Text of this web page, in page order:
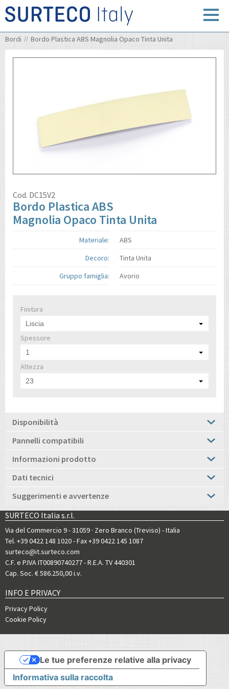
Bordi Bordo Plastica ABS Magnolia Opaco Tinta Unita
Cod. DC15V2
Bordo Plastica ABS
Magnolia Opaco Tinta Unita
Materiale:
Decoro:
Gruppo famiglia:
ABS
Tinta Unita
Avorio
Finitura
Liscia
Spessore
1
Altezza
23
Disponibilità
Pannelli compatibili
Informazioni prodotto
Dati tecnici
Suggerimenti e avvertenze
SURTECO Italia s.r.l.
Via del Commercio 9 - 31059 · Zero Branco (Treviso) - Italia
Tel. +39 0422 148 1020- Fax +39 0422 145 1087
surteco@it.surteco.com
C.F. e P.IVA IT00890740277 - R.E.A. TV 440301
Cap. Soc. € 586.250,00 i.v.
INFO E PRIVACY
Privacy Policy
Cookie Policy
Informativa sulla raccolta
Le tue preferenze relative alla privacy